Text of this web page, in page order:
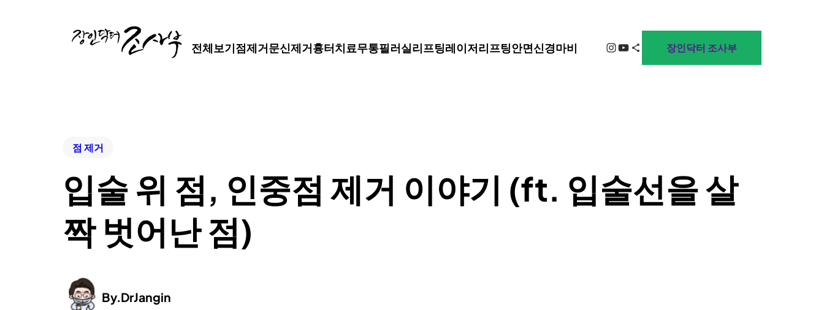
전체보기점제거문신제거흉터치료무통필러실리프팅레이저리프팅안면신경마비 Instagram
YouTube
Share Icon 장인닥터 조사부
점 제거
입술 위 점, 인중점 제거 이야기 (ft. 입술선을 살
짝 벗어난 점)
By.DrJangin